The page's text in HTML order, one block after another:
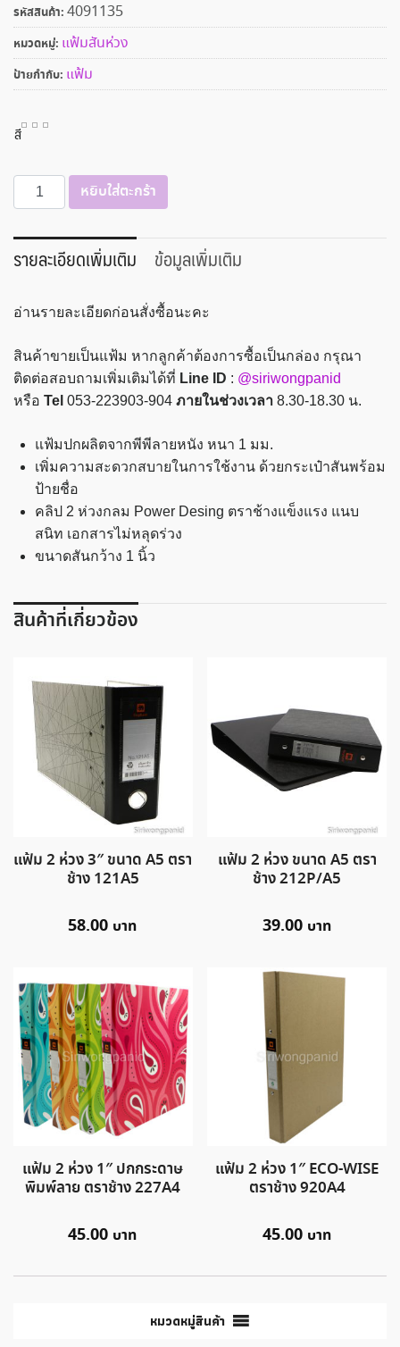
รหัสสินค้า: 4091135
หมวดหมู่: แฟ้มสันห่วง
ป้ายกำกับ: แฟ้ม
สี
จำนวน
แฟ้ม
ห่วง
1"
ปก
ตรา
ช้าง
420A4
หยิบใส่ตะกร้า
รายละเอียดเพิ่มเติม ข้อมูลเพิ่มเติม
อ่านรายละเอียดก่อนสั่งซื้อนะคะ
สินค้าขายเป็นแฟ้ม หากลูกค้าต้องการซื้อเป็นกล่อง กรุณา
ติดต่อสอบถามเพิ่มเติมได้ที่ Line ID : @siriwongpanid
หรือ Tel 053-223903-904 ภายในช่วงเวลา 8.30-18.30 น.
แฟ้มปกผลิตจากพีพีลายหนัง หนา 1 มม.
เพิ่มความสะดวกสบายในการใช้งาน ด้วยกระเป๋าสันพร้อม
ป้ายชื่อ
คลิป 2 ห่วงกลม Power Desing ตราช้างแข็งแรง แนบ
สนิท เอกสารไม่หลุดร่วง
ขนาดสันกว้าง 1 นิ้ว
สินค้าที่เกี่ยวข้อง
แฟ้ม 2 ห่วง 3″ ขนาด A5 ตรา
ช้าง 121A5
58.00
แฟ้ม 2 ห่วง ขนาด A5 ตรา
ช้าง 212P/A5
39.00
แฟ้ม 2 ห่วง 1″ ปกกระดาษ
พิมพ์ลาย ตราช้าง 227A4
45.00
แฟ้ม 2 ห่วง 1″ ECO-WISE
ตราช้าง 920A4
45.00
หมวดหมู่สินค้า